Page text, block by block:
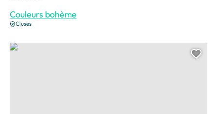
Couleurs bohème
Cluses
Leli store, © Leli store